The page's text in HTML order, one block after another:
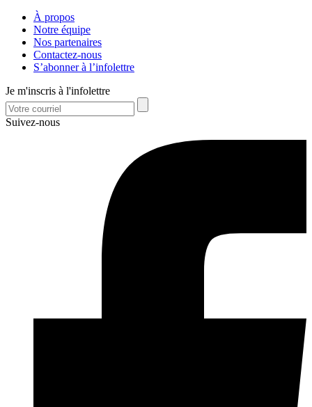
À propos
Notre équipe
Nos partenaires
Contactez-nous
S’abonner à l’infolettre
Je m'inscris à l'infolettre
Suivez-nous